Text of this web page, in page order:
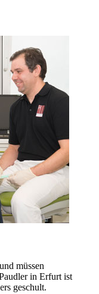
müssen
in Erfurt ist
geschult.